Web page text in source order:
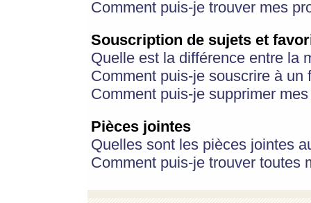
Comment puis-je trouver mes
Souscription de sujets et
Quelle est la différence entre la
Comment puis-je souscrire à
Comment puis-je supprimer
Pièces jointes
Quelles sont les pièces jointes
Comment puis-je trouver toutes